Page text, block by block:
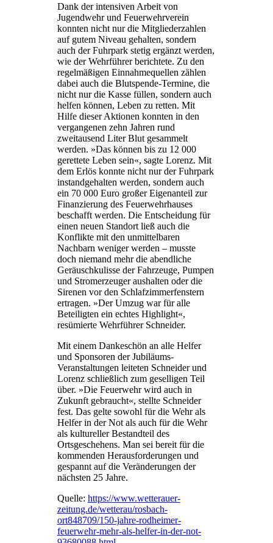
Dank der intensiven Arbeit von
Jugendwehr und Feuerwehrverein
konnten nicht nur die Mitgliederzahlen
auf gutem Niveau gehalten, sondern
auch der Fuhrpark stetig ergänzt werden,
wie der Wehrführer berichtete. Zu den
regelmäßigen Einnahmequellen zählen
dabei auch die Blutspende-Termine, die
nicht nur die Kasse füllen, sondern auch
helfen können, Leben zu retten. Mit
Hilfe dieser Aktionen konnten in den
vergangenen zehn Jahren rund
zweitausend Liter Blut gesammelt
werden. »Das können bis zu 12 000
gerettete Leben sein«, sagte Lorenz. Mit
dem Erlös konnte nicht nur der Fuhrpark
instandgehalten werden, sondern auch
ein 70 000 Euro großer Eigenanteil zur
Finanzierung des Feuerwehrhauses
beschafft werden. Die Entscheidung für
einen neuen Standort ließ auch die
Konflikte mit den unmittelbaren
Nachbarn weniger werden – musste
doch niemand mehr die abendliche
Geräuschkulisse der Fahrzeuge, Pumpen
und Stromerzeuger aushalten oder die
Sirenen vor den Schlafzimmerfenstern
ertragen. »Der Umzug war für alle
Beteiligten ein echtes Highlight«,
resümierte Wehrführer Schneider.
Mit einem Dankeschön an alle Helfer
und Sponsoren der Jubiläums-
Veranstaltungen leiteten Schneider und
Lorenz schließlich zum geselligen Teil
über. »Die Feuerwehr wird auch in
Zukunft gebraucht«, stellte Schneider
fest. Das gelte sowohl für die Wehr als
Helfer in der Not als auch für die Wehr
als kultureller Bestandteil des
Ortsgeschehens. Man sei bereit für die
kommenden Herausforderungen und
gespannt auf die Veränderungen der
nächsten 25 Jahre.
Quelle: https://www.wetterauer-
zeitung.de/wetterau/rosbach-
ort848709/150-jahre-rodheimer-
feuerwehr-mehr-als-helfer-in-der-not-